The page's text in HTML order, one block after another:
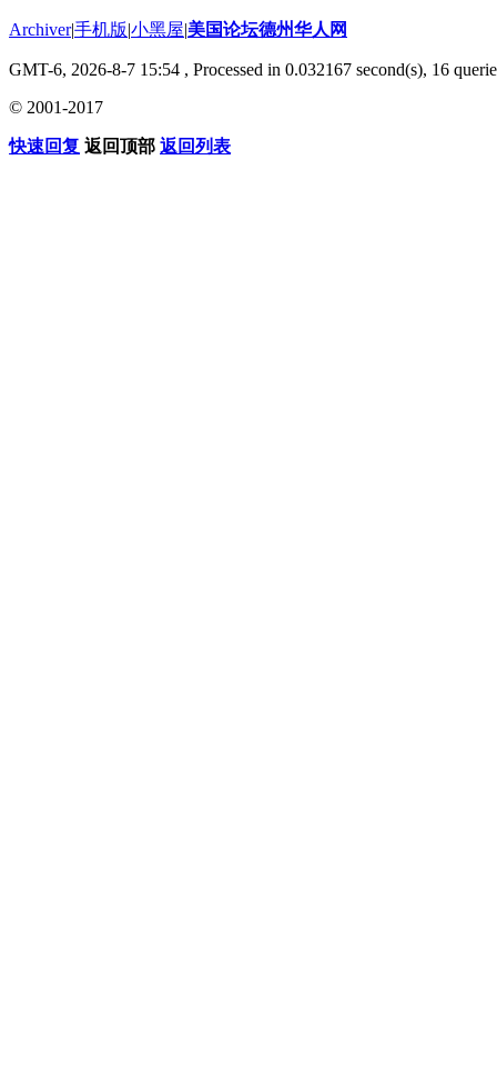
Archiver|手机版|小黑屋|美国论坛德州华人网
GMT-6, 2026-8-7 15:54 , Processed in 0.032167 second(s), 16
© 2001-2017
快速回复 返回顶部 返回列表